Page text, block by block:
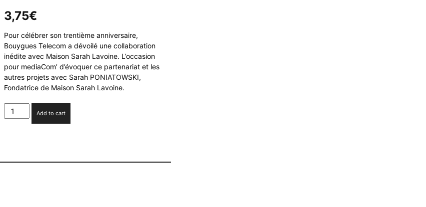
3,75€
Pour célébrer son trentième anniversaire,
Bouygues Telecom a dévoilé une collaboration
inédite avec Maison Sarah Lavoine. L’occasion
pour mediaCom’ d’évoquer ce partenariat et les
autres projets avec Sarah PONIATOWSKI,
Fondatrice de Maison Sarah Lavoine.
Sarah
PONIATOWSKI
:
Add to cart